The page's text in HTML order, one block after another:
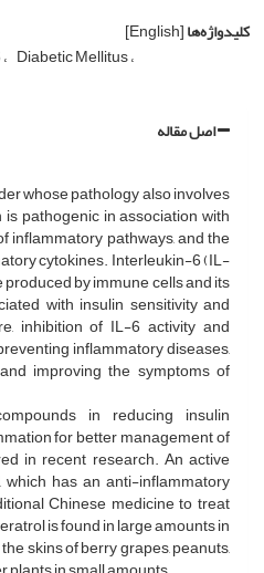
کلیدواژه‌ها[English]
Diabetic Mellitus
اصل مقاله
whose pathology also involves
pathogenic in association with
inflammatory pathways, and the
cytokines. Interleukin-6 (IL-
by immune cells and its
with insulin sensitivity and
inhibition of IL-6 activity and
inflammatory diseases,
improving the symptoms of
in reducing insulin
for better management of
in recent research. An active
has an anti-inflammatory
Chinese medicine to treat
is found in large amounts in
skins of berry grapes, peanuts,